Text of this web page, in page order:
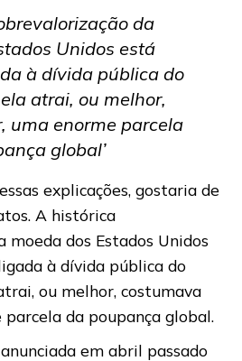
da
Unidos está
à dívida pública do
atrai, ou melhor,
uma enorme parcela
global’
explicações, gostaria de
A histórica
moeda dos Estados Unidos
à dívida pública do
ou melhor, costumava
da poupança global.
em abril passado